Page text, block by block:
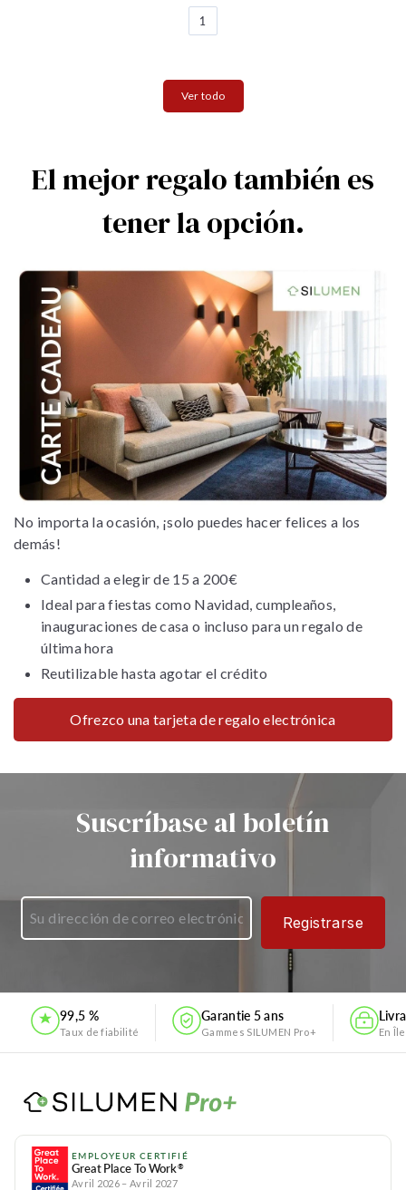
1
Ver todo
El mejor regalo también es
tener la opción.
No importa la ocasión, ¡solo puedes hacer felices a los
demás!
Cantidad a elegir de 15 a 200€
Ideal para fiestas como Navidad, cumpleaños,
inauguraciones de casa o incluso para un regalo de
última hora
Reutilizable hasta agotar el crédito
Ofrezco una tarjeta de regalo electrónica
Suscríbase al boletín
informativo
Registrarse
99,5 %
Taux de fiabilité
Garantie 5 ans
Gammes SILUMEN Pro+ En
EMPLOYEUR CERTIFIÉ
Great Place To Work®
Avril 2026 – Avril 2027